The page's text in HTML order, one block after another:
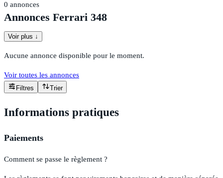
0 annonces
Annonces Ferrari 348
Voir plus ↓
Aucune annonce disponible pour le moment.
Voir toutes les annonces
Filtres Trier
Informations pratiques
Paiements
Comment se passe le règlement ?